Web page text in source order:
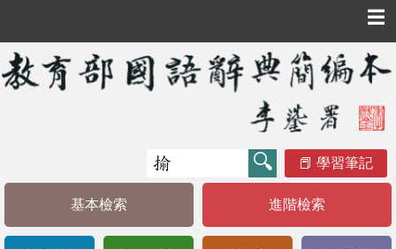
☰
學習筆記
基本檢索 進階檢索